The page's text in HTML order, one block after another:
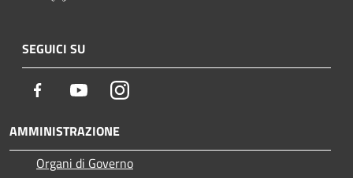
SEGUICI SU
Facebook YoutubeInstagram
AMMINISTRAZIONE
Organi di Governo